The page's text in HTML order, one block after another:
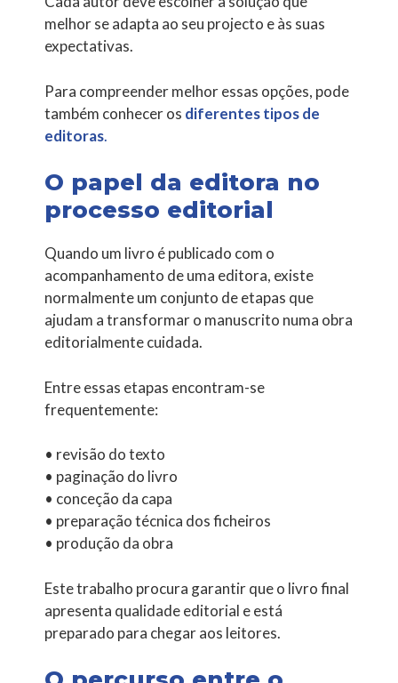
melhor se adapta ao seu projecto e às suas
expectativas.
Para compreender melhor essas opções, pode
também conhecer os diferentes tipos de
editoras.
O papel da editora no
processo editorial
Quando um livro é publicado com o
acompanhamento de uma editora, existe
normalmente um conjunto de etapas que
ajudam a transformar o manuscrito numa obra
editorialmente cuidada.
Entre essas etapas encontram-se
frequentemente:
• revisão do texto
• paginação do livro
• conceção da capa
• preparação técnica dos ficheiros
• produção da obra
Este trabalho procura garantir que o livro final
apresenta qualidade editorial e está
preparado para chegar aos leitores.